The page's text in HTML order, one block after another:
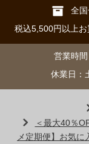
全
税込5,500円以上お
営業時
休業日：
＜最大40％
メ定期便】お気に